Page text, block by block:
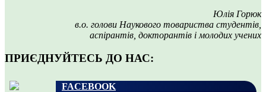
Юлія Горюк
в.о. голови Наукового товариства студентів,
аспірантів, докторантів і молодих учених
ПРИЄДНУЙТЕСЬ ДО НАС:
FACEBOOK